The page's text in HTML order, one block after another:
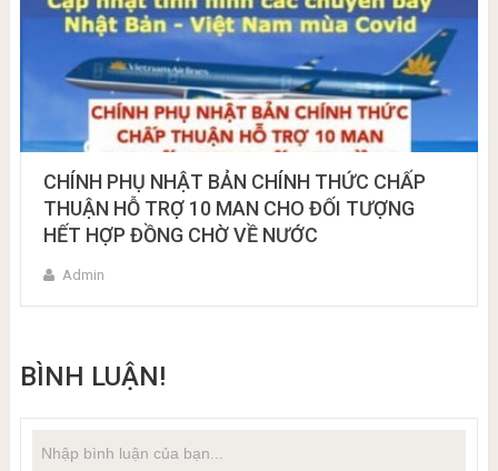
CHÍNH PHỤ NHẬT BẢN CHÍNH THỨC CHẤP
THUẬN HỖ TRỢ 10 MAN CHO ĐỐI TƯỢNG
HẾT HỢP ĐỒNG CHỜ VỀ NƯỚC
Admin
BÌNH LUẬN!